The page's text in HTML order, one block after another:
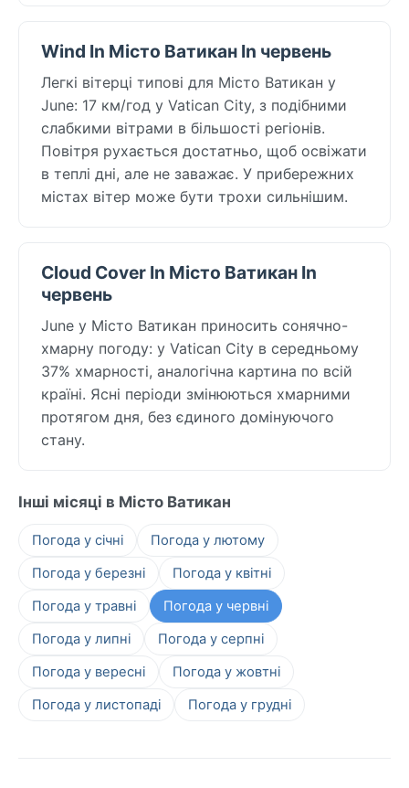
Wind In Місто Ватикан In червень
Легкі вітерці типові для Місто Ватикан у
June: 17 км/год у Vatican City, з подібними
слабкими вітрами в більшості регіонів.
Повітря рухається достатньо, щоб освіжати
в теплі дні, але не заважає. У прибережних
містах вітер може бути трохи сильнішим.
Cloud Cover In Місто Ватикан In
червень
June у Місто Ватикан приносить сонячно-
хмарну погоду: у Vatican City в середньому
37% хмарності, аналогічна картина по всій
країні. Ясні періоди змінюються хмарними
протягом дня, без єдиного домінуючого
стану.
Інші місяці в Місто Ватикан
Погода у січні
Погода у лютому
Погода у березні
Погода у квітні
Погода у травні
Погода у червні
Погода у липні
Погода у серпні
Погода у вересні
Погода у жовтні
Погода у листопаді
Погода у грудні